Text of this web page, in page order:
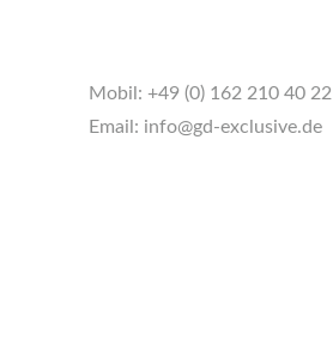
Mobil: +49 (0) 162 210 40 22
Email: info@gd-exclusive.de